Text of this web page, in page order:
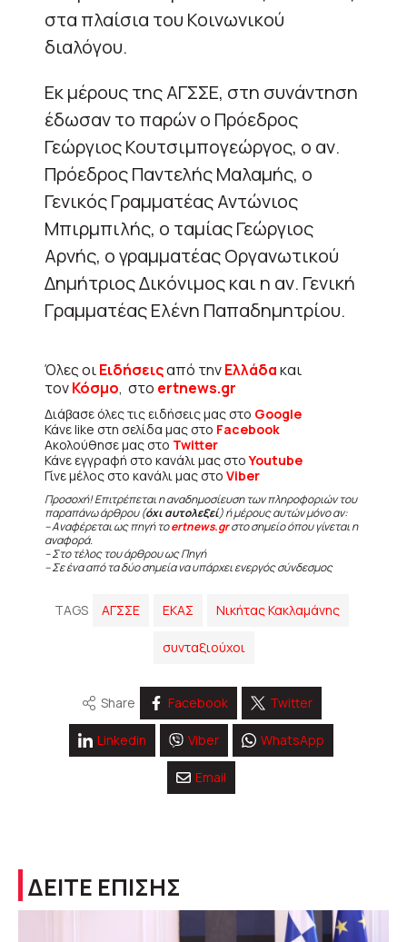
στα πλαίσια του Κοινωνικού
διαλόγου.
Εκ μέρους της ΑΓΣΣΕ, στη συνάντηση
έδωσαν το παρών ο Πρόεδρος
Γεώργιος Κουτσιμπογεώργος, ο αν.
Πρόεδρος Παντελής Μαλαμής, ο
Γενικός Γραμματέας Αντώνιος
Μπιρμπιλής, ο ταμίας Γεώργιος
Αρνής, ο γραμματέας Οργανωτικού
Δημήτριος Δικόνιμος και η αν. Γενική
Γραμματέας Ελένη Παπαδημητρίου.
Όλες οιΕιδήσειςαπό τηνΕλλάδακαι
τονΚόσμο, στο ertnews.gr
Διάβασε όλες τις ειδήσεις μας στο Google
Κάνε like στη σελίδα μας στο Facebook
Ακολούθησε μας στο Twitter
Κάνε εγγραφή στο κανάλι μας στοYoutube
Γίνε μέλος στο κανάλι μας στο Viber
Προσοχή! Επιτρέπεται η αναδημοσίευση των πληροφοριών του
παραπάνω άρθρου (όχι αυτολεξεί) ή μέρους αυτών μόνο αν:
– Αναφέρεται ως πηγή τοertnews.grστο σημείο όπου γίνεται η
αναφορά.
– Στο τέλος του άρθρου ως Πηγή
– Σε ένα από τα δύο σημεία να υπάρχει ενεργός σύνδεσμος
TAGS ΑΓΣΣΕ ΕΚΑΣ Νικήτας Κακλαμάνης
συνταξιούχοι
Share Facebook Twitter
Linkedin Viber WhatsApp
Email
ΔΕΙΤΕ ΕΠΙΣΗΣ